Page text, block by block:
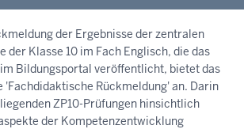
der Ergebnisse der zentralen
der Klasse 10 im Fach Englisch, die das
Bildungsportal veröffentlicht, bietet das
'Fachdidaktische Rückmeldung' an. Darin
ZP10-Prüfungen hinsichtlich
der Kompetenzentwicklung